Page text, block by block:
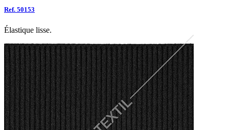
Ref. 50153
Élastique lisse.